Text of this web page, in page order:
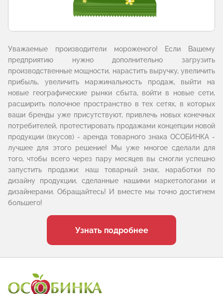
Уважаемые производители мороженого! Если Вашему
предприятию нужно дополнительно загрузить
производственные мощности, нарастить выручку, увеличить
прибыль, увеличить маржинальность продаж, выйти на
новые географические рынки сбыта, войти в новые сети,
расширить полочное пространство в тех сетях, в которых
ваши бренды уже присутствуют, привлечь новых конечных
потребителей, протестировать продажами концепции новой
продукции (вкусов) - аренда товарного знака ОСОБИНКА -
лучшее для этого решение! Мы уже многое сделали для
того, чтобы всего через пару месяцев вы смогли успешно
запустить продажи: наш товарный знак, наработки по
дизайну продукции, сделанные нашими маркетологами и
дизайнерами. Обращайтесь! И вместе мы точно достигнем
большего!
Узнать подробнее